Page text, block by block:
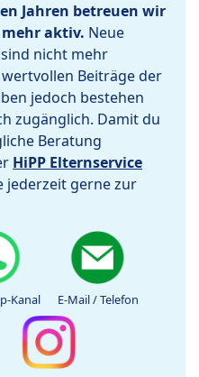
Jahren betreuen wir
aktiv. Neue
nicht mehr
Beiträge der
jedoch bestehen
zugänglich. Damit du
Beratung
HiPP Elternservice
jederzeit gerne zur
Kanal E-Mail / Telefon